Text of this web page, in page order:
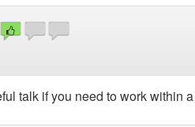
talk if you need to work within